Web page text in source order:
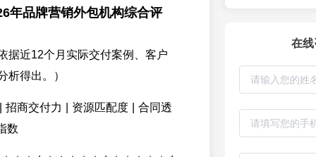
年品牌营销外包机构综合评
据近12个月实际交付案例、客户
析得出。）
招商交付力 | 资源匹配度 | 合同透
数
在